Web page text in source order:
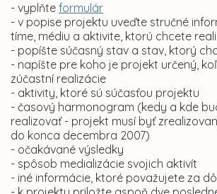
- vyplňte formulár
- v popise projektu uveďte stručné
tíme, médiu a aktivite, ktorú chcete
- popíšte súčasný stav a stav, ktorý
- napíšte pre koho je projekt určený,
zúčastní realizácie
- aktivity, ktoré sú súčasťou projektu
- časový harmonogram (kedy a kde
realizovať - projekt musí byť
do konca decembra 2007)
- očakávané výsledky
- spôsob medializácie svojich aktivít
- iné informácie, ktoré považujete za